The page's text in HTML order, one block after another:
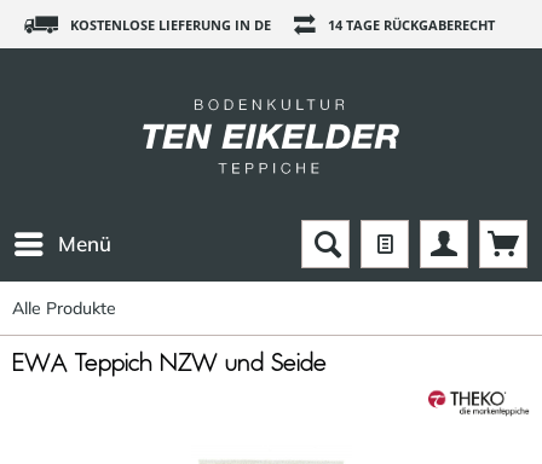
KOSTENLOSE LIEFERUNG IN DE 14 TAGE RÜCKGABERECHT
Menü
Alle Produkte
EWA Teppich NZW und Seide